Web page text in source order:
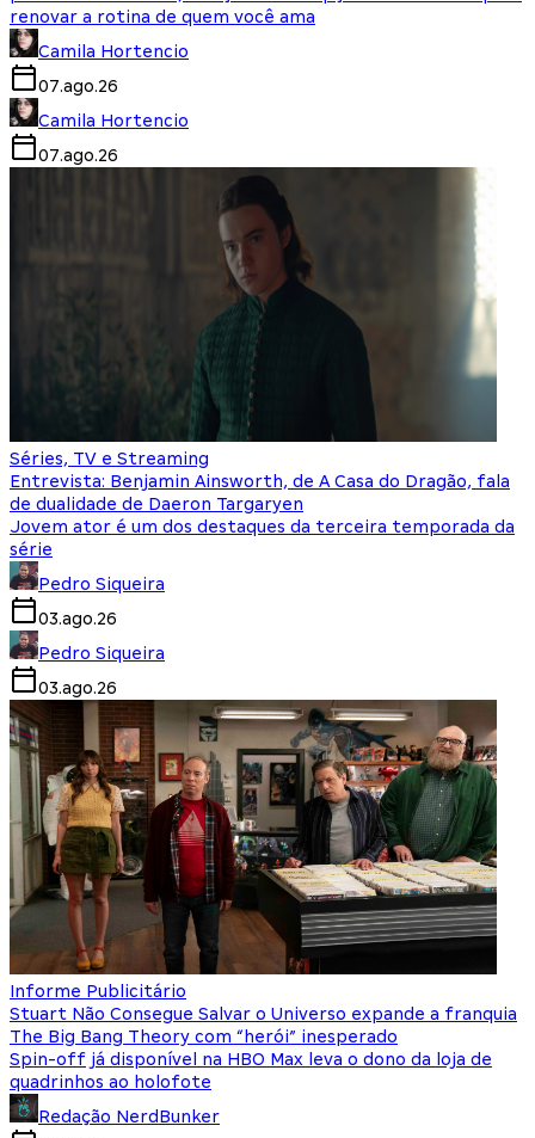
renovar a rotina de quem você ama
Camila Hortencio
07.ago.26
Camila Hortencio
07.ago.26
Séries, TV e Streaming
Entrevista: Benjamin Ainsworth, de A Casa do Dragão, fala
de dualidade de Daeron Targaryen
Jovem ator é um dos destaques da terceira temporada da
série
Pedro Siqueira
03.ago.26
Pedro Siqueira
03.ago.26
Informe Publicitário
Stuart Não Consegue Salvar o Universo expande a franquia
The Big Bang Theory com “herói” inesperado
Spin-off já disponível na HBO Max leva o dono da loja de
quadrinhos ao holofote
Redação NerdBunker